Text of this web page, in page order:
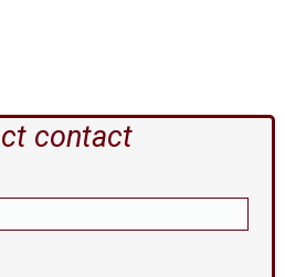
contact